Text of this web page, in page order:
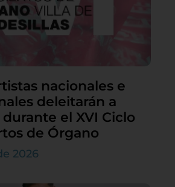
nacionales e
deleitarán a
el XVI Ciclo
de Órgano
2026